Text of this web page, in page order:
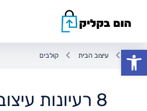
פתח סרגל נגישות
עיצוב הבית קולבים
8 רעיונות